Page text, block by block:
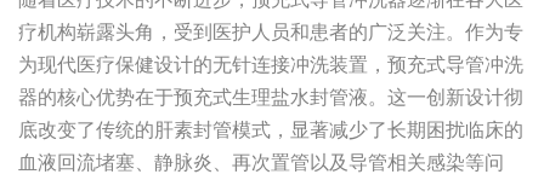
疗机构崭露头角，受到医护人员和患者的广泛关注。作为专
为现代医疗保健设计的无针连接冲洗装置，预充式导管冲洗
器的核心优势在于预充式生理盐水封管液。这一创新设计彻
底改变了传统的肝素封管模式，显著减少了长期困扰临床的
血液回流堵塞、静脉炎、再次置管以及导管相关感染等问